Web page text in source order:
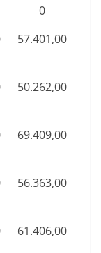
0
57.401,00
50.262,00
69.409,00
56.363,00
61.406,00